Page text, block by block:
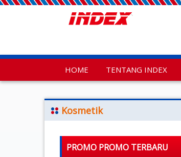
HOME TENTANG INDEX
Kosmetik
PROMO PROMO TERBARU